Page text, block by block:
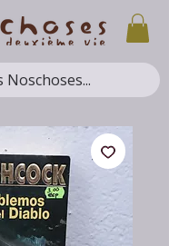
Noschoses...